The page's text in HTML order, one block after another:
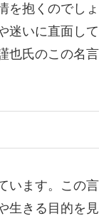
を抱くのでし
迷いに直面し
氏のこの名言
います。この
生きる目的を